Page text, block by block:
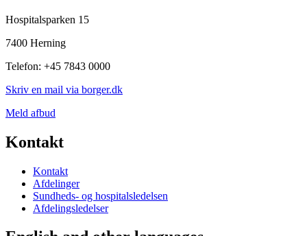
Hospitalsparken 15
7400 Herning
Telefon: +45 7843 0000
Skriv en mail via borger.dk
Meld afbud
Kontakt
Kontakt
Afdelinger
Sundheds- og hospitalsledelsen
Afdelingsledelser